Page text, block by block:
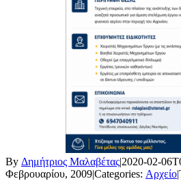
By Δημήτριος Μαλαβέτας|2020-02-
Φεβρουαρίου, 2009|Categories: Αρχείο|